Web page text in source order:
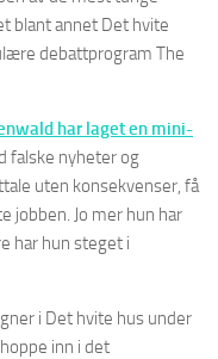
blant annet Det hvite
debattprogram The
har laget en mini-
falske nyheter og
uten konsekvenser, få
jobben. Jo mer hun har
har hun steget i
i Det hvite hus under
inn i det